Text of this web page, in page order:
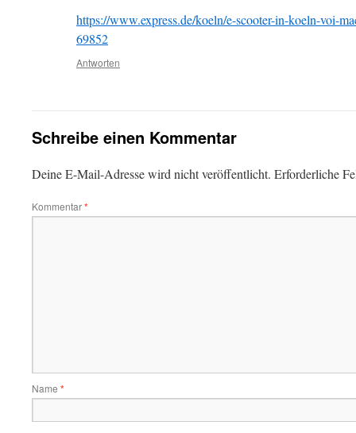
https://www.express.de/koeln/e-scooter-in-koeln-voi-
69852
Antworten
Schreibe einen Kommentar
Deine E-Mail-Adresse wird nicht veröffentlicht. Erforderliche
Kommentar*
Name *